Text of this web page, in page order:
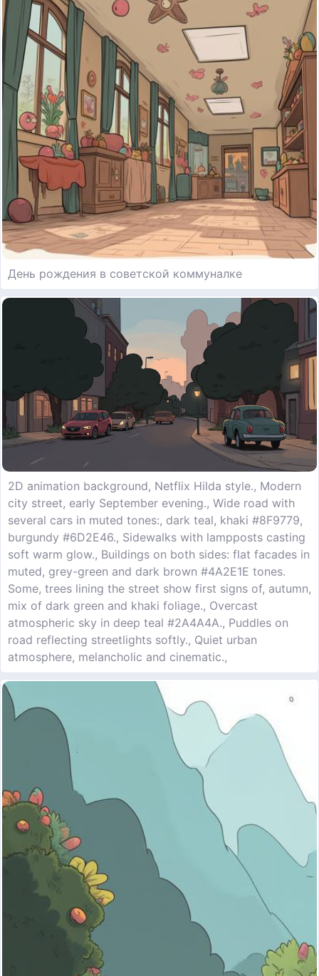
День рождения в советской коммуналке
2D animation background, Netflix Hilda style., Modern
city street, early September evening., Wide road with
several cars in muted tones:, dark teal, khaki #8F9779,
burgundy #6D2E46., Sidewalks with lampposts casting
soft warm glow., Buildings on both sides: flat facades in
muted, grey-green and dark brown #4A2E1E tones.
Some, trees lining the street show first signs of, autumn,
mix of dark green and khaki foliage., Overcast
atmospheric sky in deep teal #2A4A4A., Puddles on
road reflecting streetlights softly., Quiet urban
atmosphere, melancholic and cinematic.,